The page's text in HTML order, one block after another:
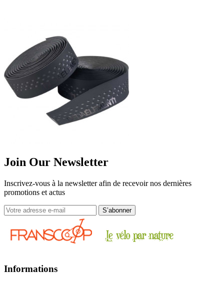
Join Our Newsletter
Inscrivez-vous à la newsletter afin de recevoir nos dernières
promotions et actus
Informations